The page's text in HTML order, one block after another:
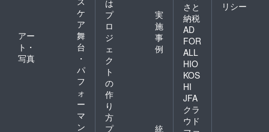
ケ
ア
アー
ト・
写真
舞
台
・
パ
フ
ォ
ー
マ
ン
は
プ
ロ
ジ
ェ
ク
ト
の
作
り
方
実
施
事
例
プ
統
さと
納税
AD
FOR
ALL
HIO
KOS
HI
JFA
クラ
ウド
リシー